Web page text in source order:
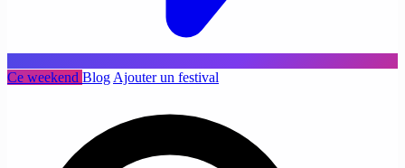
Ce weekend Blog Ajouter un festival